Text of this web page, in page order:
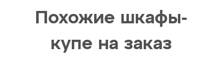
Похожие шкафы-
купе на заказ